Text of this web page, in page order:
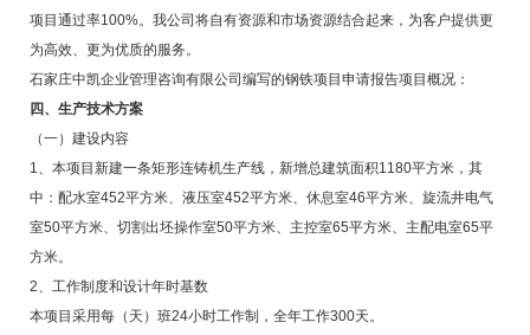
项目通过率100%。我公司将自有资源和市场资源结合起来，为客户提供更
为高效、更为优质的服务。
石家庄中凯企业管理咨询有限公司编写的钢铁项目申请报告项目概况：
四、生产技术方案
（一）建设内容
1、本项目新建一条矩形连铸机生产线，新增总建筑面积1180平方米，其
中：配水室452平方米、液压室452平方米、休息室46平方米、旋流井电气
室50平方米、切割出坯操作室50平方米、主控室65平方米、主配电室65平
方米。
2、工作制度和设计年时基数
本项目采用每（天）班24小时工作制，全年工作300天。